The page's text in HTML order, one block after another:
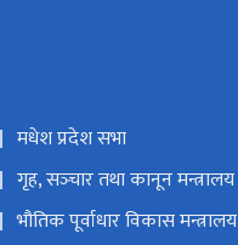
मधेश प्रदेश सभा
गृह, सञ्‍चार तथा कानून मन्त्रालय
भौतिक पूर्वाधार विकास मन्त्रालय